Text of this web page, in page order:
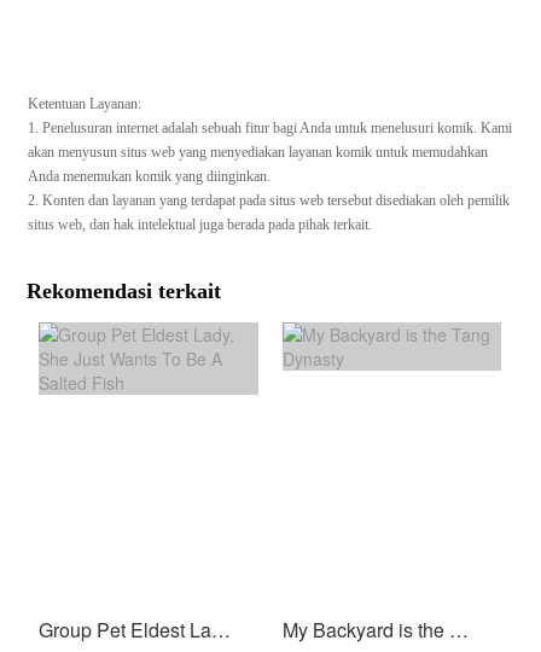
Ketentuan Layanan:
1. Penelusuran internet adalah sebuah fitur bagi Anda untuk menelusuri komik. Kami
akan menyusun situs web yang menyediakan layanan komik untuk memudahkan
Anda menemukan komik yang diinginkan.
2. Konten dan layanan yang terdapat pada situs web tersebut disediakan oleh pemilik
situs web, dan hak intelektual juga berada pada pihak terkait.
Rekomendasi terkait
Group Pet Eldest Lady, She Just Wants To Be A Salted Fish My Backyard is the Tang Dynasty